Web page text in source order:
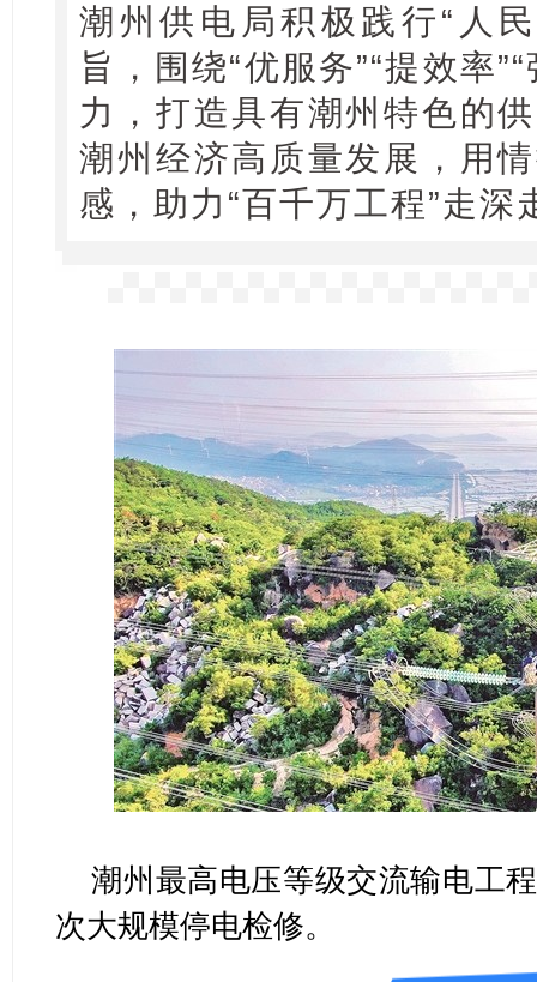
潮州供电局积极践行“人
旨，围绕“优服务”“提效率
力，打造具有潮州特色的
潮州经济高质量发展，用
感，助力“百千万工程”走深
潮州最高电压等级交流输电工
次大规模停电检修。